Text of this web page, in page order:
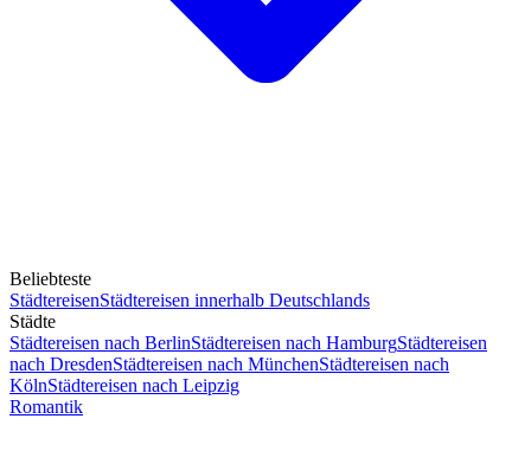
Beliebteste
StädtereisenStädtereisen innerhalb Deutschlands
Städte
Städtereisen nach BerlinStädtereisen nach HamburgStädtereisen
nach DresdenStädtereisen nach MünchenStädtereisen nach
KölnStädtereisen nach Leipzig
Romantik